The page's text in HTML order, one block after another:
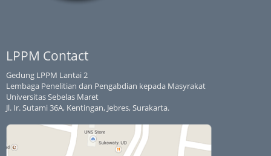
LPPM Contact
Gedung LPPM Lantai 2
Lembaga Penelitian dan Pengabdian kepada Masyrakat
Universitas Sebelas Maret
Jl. Ir. Sutami 36A, Kentingan, Jebres, Surakarta.